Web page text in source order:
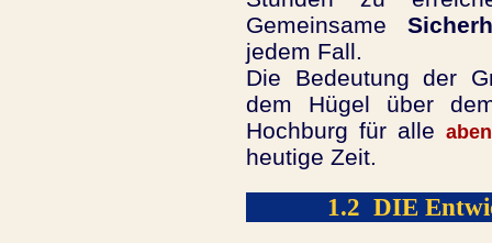
Gemeinsame
jedem Fall.
Die Bedeutung der
dem Hügel über
Hochburg für alle
heutige Zeit.
1.2 DIE